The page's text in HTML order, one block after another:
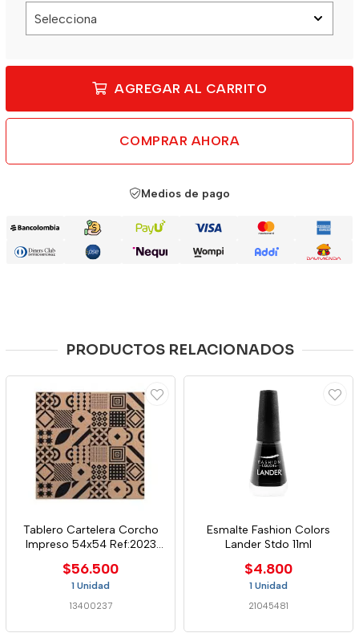
AGREGAR AL CARRITO
COMPRAR AHORA
Medios de pago
PRODUCTOS RELACIONADOS
Tablero Cartelera Corcho
Impreso 54x54 Ref:2023
$56.500
1 Unidad
13400237
Esmalte Fashion Colors
Lander Stdo 11ml
$4.800
1 Unidad
21045481